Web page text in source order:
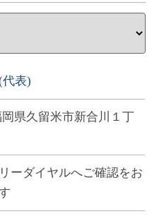
代表)
岡県久留米市新合川１丁
ーダイヤルへご確認をお